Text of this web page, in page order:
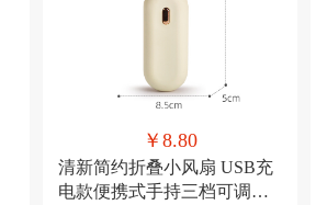
￥8.80
清新简约折叠小风扇 USB充
电款便携式手持三档可调节